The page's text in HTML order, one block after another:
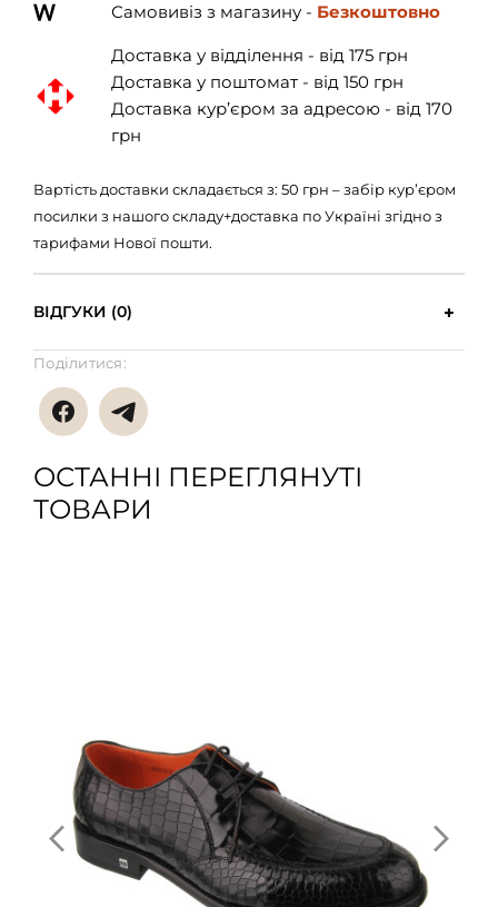
Самовивіз з магазину - Безкоштовно
Доставка у відділення - від 175 грн
Доставка у поштомат - від 150 грн
Доставка кур’єром за адресою - від 170
грн
Вартість доставки складається з: 50 грн – забір кур’єром
посилки з нашого складу+доставка по Україні згідно з
тарифами Нової пошти.
ВІДГУКИ (0)
Поділитися:
ОСТАННІ ПЕРЕГЛЯНУТІ
ТОВАРИ